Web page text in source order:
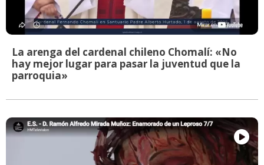
La arenga del cardenal chileno Chomalí: «No
hay mejor lugar para pasar la juventud que la
parroquia»